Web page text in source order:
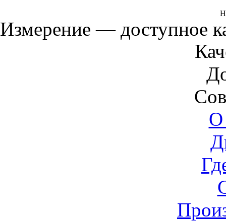
Измерение — доступное
О